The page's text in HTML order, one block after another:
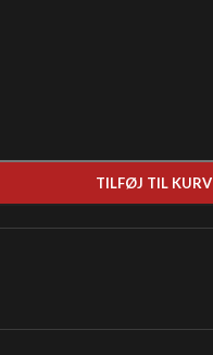
TILFØJ TIL KURV